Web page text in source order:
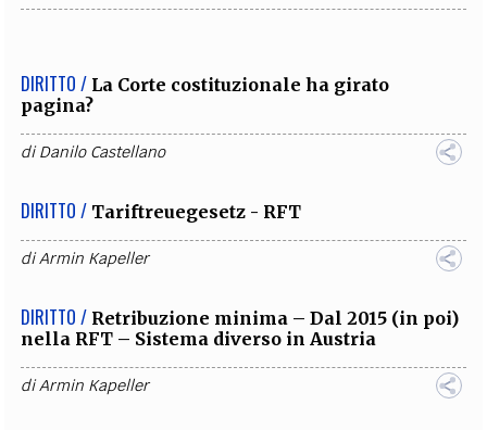
DIRITTO / La Corte costituzionale ha girato
pagina?
diDanilo Castellano
DIRITTO / Tariftreuegesetz - RFT
diArmin Kapeller
DIRITTO / Retribuzione minima – Dal 2015 (in poi)
nella RFT – Sistema diverso in Austria
diArmin Kapeller